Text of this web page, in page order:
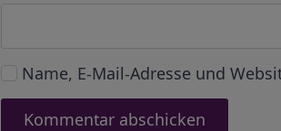
Name, E-Mail-Adresse und